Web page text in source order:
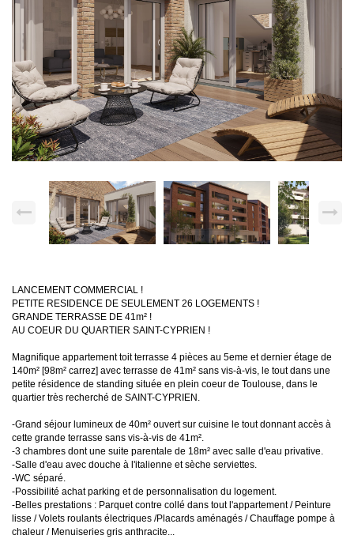
LANCEMENT COMMERCIAL !
PETITE RESIDENCE DE SEULEMENT 26 LOGEMENTS !
GRANDE TERRASSE DE 41m² !
AU COEUR DU QUARTIER SAINT-CYPRIEN !
Magnifique appartement toit terrasse 4 pièces au 5eme et dernier étage de
140m² [98m² carrez] avec terrasse de 41m² sans vis-à-vis, le tout dans une
petite résidence de standing située en plein coeur de Toulouse, dans le
quartier très recherché de SAINT-CYPRIEN.
-Grand séjour lumineux de 40m² ouvert sur cuisine le tout donnant accès à
cette grande terrasse sans vis-à-vis de 41m².
-3 chambres dont une suite parentale de 18m² avec salle d'eau privative.
-Salle d'eau avec douche à l'italienne et sèche serviettes.
-WC séparé.
-Possibilité achat parking et de personnalisation du logement.
-Belles prestations : Parquet contre collé dans tout l'appartement / Peinture
lisse / Volets roulants électriques /Placards aménagés / Chauffage pompe à
chaleur / Menuiseries gris anthracite...